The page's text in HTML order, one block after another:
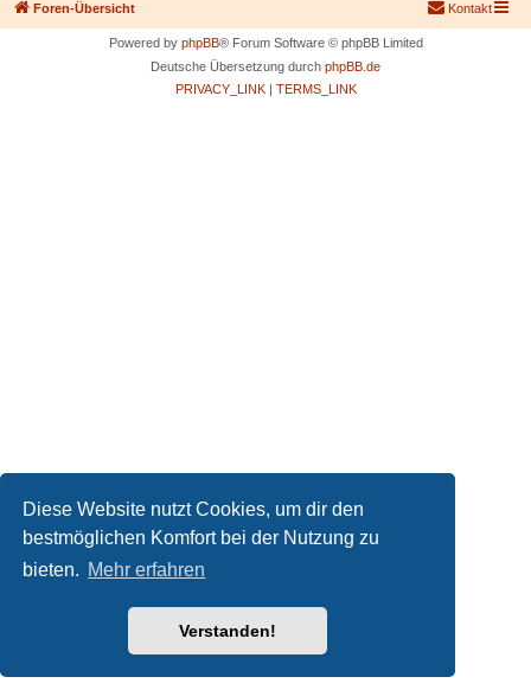
Diese Website nutzt Cookies, um dir den
bestmöglichen Komfort bei der Nutzung zu
bieten. Mehr erfahren
Verstanden!
Foren-Übersicht Kontakt
Powered by phpBB® Forum Software © phpBB Limited
Deutsche Übersetzung durch phpBB.de
PRIVACY_LINK| TERMS_LINK